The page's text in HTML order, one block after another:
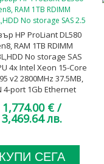
HP ProLiant DL580
RAM 1TB RDIMM
No storage SAS
4x Intel Xeon 15-Core
v2 2800MHz 37.5MB,
4-port 1Gb Ethernet
Platinum, A клас
1,774.00 € /
3,469.64 лв.
КУПИ СЕГА